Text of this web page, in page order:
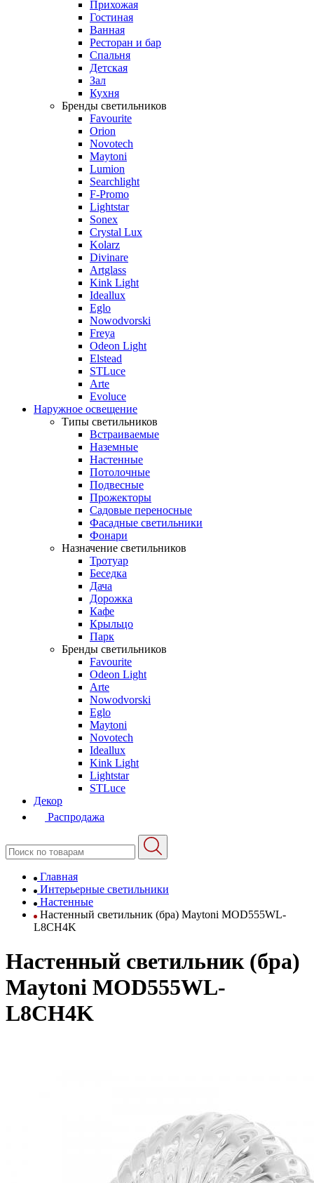
Прихожая
Гостиная
Ванная
Ресторан и бар
Спальня
Детская
Зал
Кухня
Бренды светильников
Favourite
Orion
Novotech
Maytoni
Lumion
Searchlight
F-Promo
Lightstar
Sonex
Crystal Lux
Kolarz
Divinare
Artglass
Kink Light
Ideallux
Eglo
Nowodvorski
Freya
Odeon Light
Elstead
STLuce
Arte
Evoluce
Наружное освещение
Типы светильников
Встраиваемые
Наземные
Настенные
Потолочные
Подвесные
Прожекторы
Садовые переносные
Фасадные светильники
Фонари
Назначение светильников
Тротуар
Беседка
Дача
Дорожка
Кафе
Крыльцо
Парк
Бренды светильников
Favourite
Odeon Light
Arte
Nowodvorski
Eglo
Maytoni
Novotech
Ideallux
Kink Light
Lightstar
STLuce
Декор
Распродажа
Главная
Интерьерные светильники
Настенные
Настенный светильник (бра) Maytoni MOD555WL-
L8CH4K
Настенный светильник (бра)
Maytoni MOD555WL-
L8CH4K